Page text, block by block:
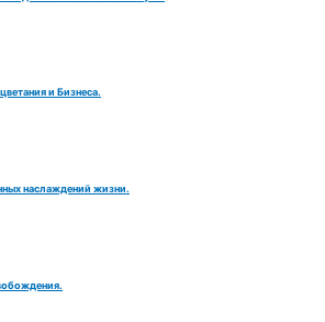
и Бизнеса.
наслаждений жизни.